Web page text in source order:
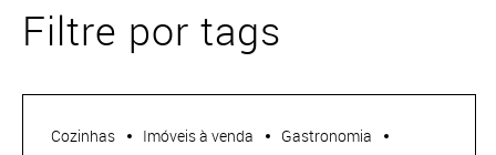
Filtre por tags
Cozinhas Imóveis à venda
Gastronomia